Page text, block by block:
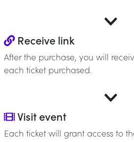
Receive link
After the purchase, you will
each ticket purchased.
Visit event
Each ticket will grant access to